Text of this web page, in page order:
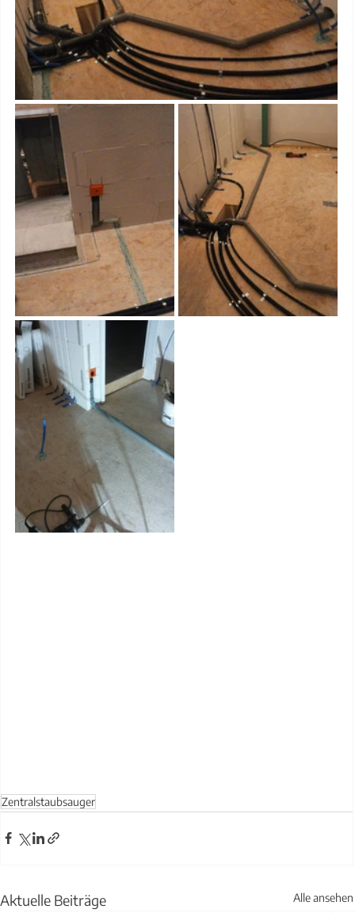
Zentralstaubsauger
Aktuelle Beiträge Alle ansehen